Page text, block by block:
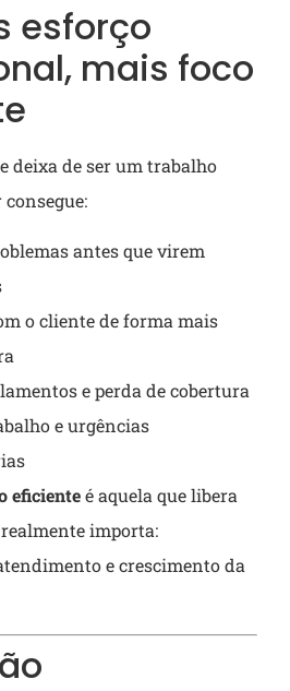
esforço
mais foco
deixa de ser um trabalho
antes que virem
o cliente de forma mais
e perda de cobertura
e urgências
eficienteé aquela que libera
importa:
e crescimento da